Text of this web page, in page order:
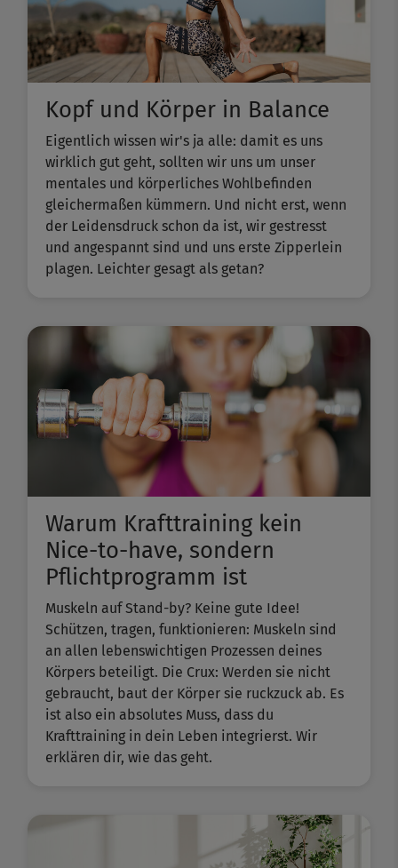
Kopf und Körper in Balance
Eigentlich wissen wir's ja alle: damit es uns
wirklich gut geht, sollten wir uns um unser
mentales und körperliches Wohlbefinden
gleichermaßen kümmern. Und nicht erst, wenn
der Leidensdruck schon da ist, wir gestresst
und angespannt sind und uns erste Zipperlein
plagen. Leichter gesagt als getan?
Warum Krafttraining kein
Nice-to-have, sondern
Pflichtprogramm ist
Muskeln auf Stand-by? Keine gute Idee!
Schützen, tragen, funktionieren: Muskeln sind
an allen lebenswichtigen Prozessen deines
Körpers beteiligt. Die Crux: Werden sie nicht
gebraucht, baut der Körper sie ruckzuck ab. Es
ist also ein absolutes Muss, dass du
Krafttraining in dein Leben integrierst. Wir
erklären dir, wie das geht.